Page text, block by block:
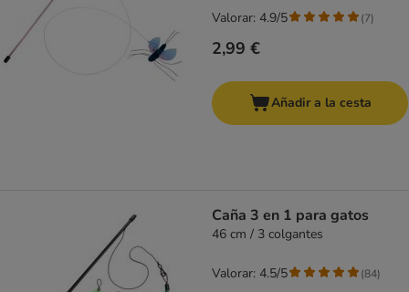
2,99 €
Valorar: 4.9/5 (7)
Añadir a la cesta
Caña 3 en 1 para gatos
46 cm / 3 colgantes
Valorar: 4.5/5 (84)